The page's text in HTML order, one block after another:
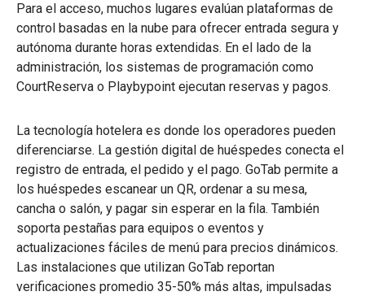
Para el acceso, muchos lugares evalúan plataformas de
control basadas en la nube para ofrecer entrada segura y
autónoma durante horas extendidas. En el lado de la
administración, los sistemas de programación como
CourtReserva o Playbypoint ejecutan reservas y pagos.
La tecnología hotelera es donde los operadores pueden
diferenciarse. La gestión digital de huéspedes conecta el
registro de entrada, el pedido y el pago. GoTab permite a
los huéspedes escanear un QR, ordenar a su mesa,
cancha o salón, y pagar sin esperar en la fila. También
soporta pestañas para equipos o eventos y
actualizaciones fáciles de menú para precios dinámicos.
Las instalaciones que utilizan GoTab reportan
verificaciones promedio 35-50% más altas, impulsadas